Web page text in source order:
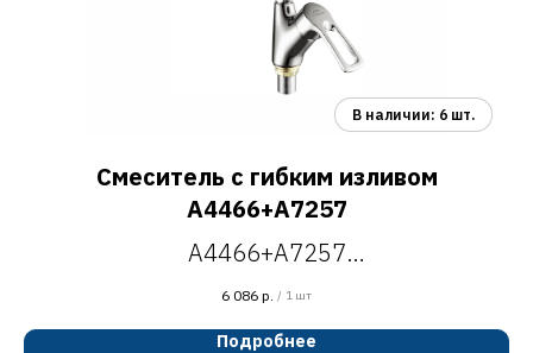
Смеситель с гибким изливом
A4466+A7257
A4466+A7257
смеситель для кухни с гибким изливом,
H=397 мм
6 086 р. / 1 шт
Подробнее